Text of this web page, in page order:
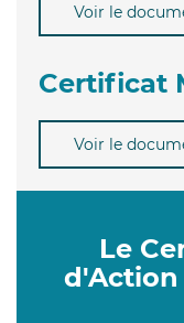
Voir le
Certificat
Voir le
Le
d'Action